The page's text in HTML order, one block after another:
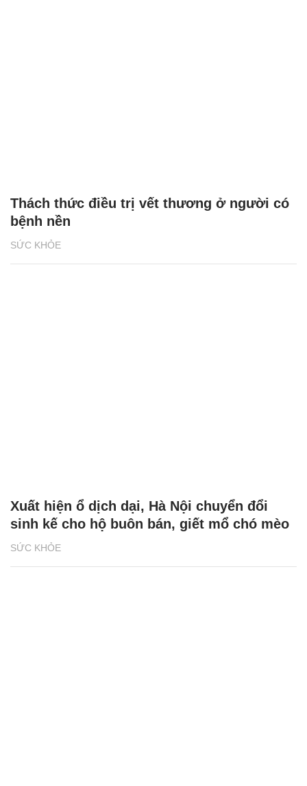
SỨC KHỎE
Thách thức điều trị vết thương ở người có
bệnh nền
SỨC KHỎE
Xuất hiện ổ dịch dại, Hà Nội chuyển đổi
sinh kế cho hộ buôn bán, giết mổ chó mèo